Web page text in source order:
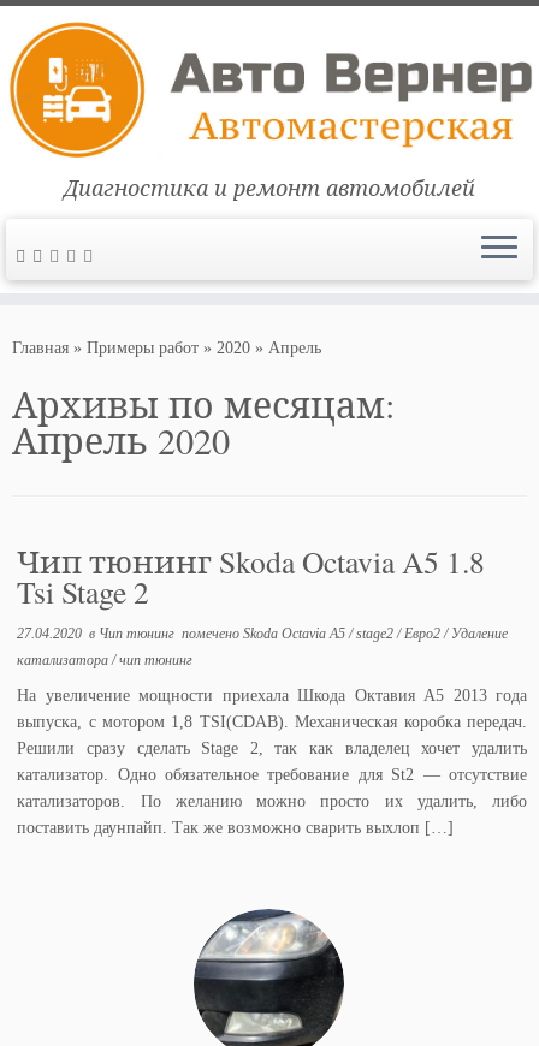
Диагностика и ремонт автомобилей
Главная » Примеры работ » 2020 » Апрель
Архивы по месяцам:
Апрель 2020
Чип тюнинг Skoda Octavia A5 1.8
Tsi Stage 2
27.04.2020 в Чип тюнинг помеченоSkoda Octavia A5/stage2/ Евро2/ Удаление
катализатора/чип тюнинг
На увеличение мощности приехала Шкода Октавия А5 2013 года
выпуска, с мотором 1,8 TSI(CDAB). Механическая коробка передач.
Решили сразу сделать Stage 2, так как владелец хочет удалить
катализатор. Одно обязательное требование для St2 — отсутствие
катализаторов. По желанию можно просто их удалить, либо
поставить даунпайп. Так же возможно сварить выхлоп […]